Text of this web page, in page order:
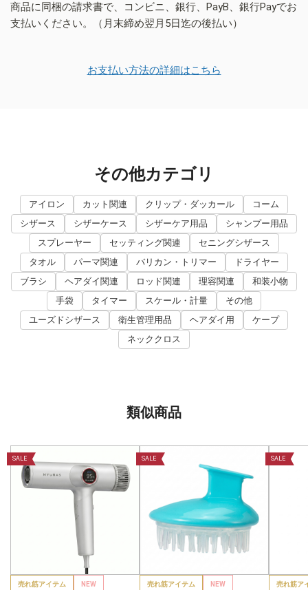
商品に同梱の請求書で、コンビニ、銀行、PayB、銀行Payでお
支払いください。（月末締め翌月5日迄の後払い）
お支払い方法の詳細はこちら
その他カテゴリ
アイロン カット関連 クリップ・ダッカール
コーム
シザース
シザーケース シザーケア用品
シャンプー用品
スプレーヤー
セッティング関連
セニングシザース
タオル
パーマ関連 バリカン・トリマー
ドライヤー
ブラシ
ヘアダイ関連 ロッド関連 理容関連
和装小物
手袋
タイマー スケール・計量
その他
ユーズドシザース
衛生管理用品 ヘアダイ用
ケープ
ネッククロス
類似商品
SALE
売れ筋アイテム NEW
SALE
売れ筋アイテム NEW
SALE
売れ筋ア